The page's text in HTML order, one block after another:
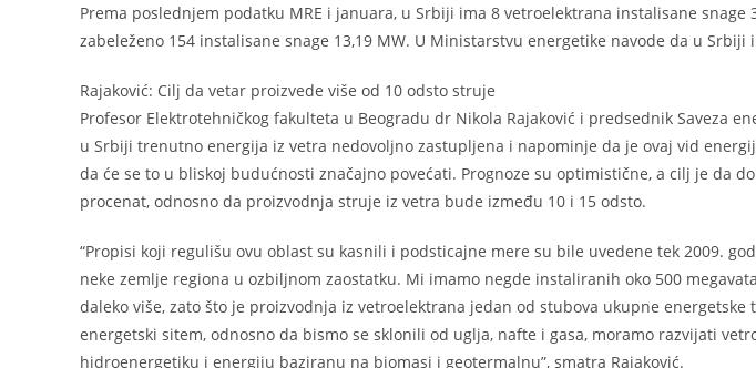
Prema poslednjem podatku MRE i januara, u Srbiji ima 8 vetroelektrana instalisane snage
zabeleženo 154 instalisane snage 13,19 MW. U Ministarstvu energetike navode da u Srbiji
Rajaković: Cilj da vetar proizvede više od 10 odsto struje
Profesor Elektrotehničkog fakulteta u Beogradu dr Nikola Rajaković i predsednik Saveza
u Srbiji trenutno energija iz vetra nedovoljno zastupljena i napominje da je ovaj vid
da će se to u bliskoj budućnosti značajno povećati. Prognoze su optimistične, a cilj je da
procenat, odnosno da proizvodnja struje iz vetra bude između 10 i 15 odsto.
“Propisi koji regulišu ovu oblast su kasnili i podsticajne mere su bile uvedene tek 2009.
neke zemlje regiona u ozbiljnom zaostatku. Mi imamo negde instaliranih oko 500
daleko više, zato što je proizvodnja iz vetroelektrana jedan od stubova ukupne
energetski sitem, odnosno da bismo se sklonili od uglja, nafte i gasa, moramo razvijati
hidroenergetiku i energiju baziranu na biomasi i geotermalnu”, smatra Rajaković.